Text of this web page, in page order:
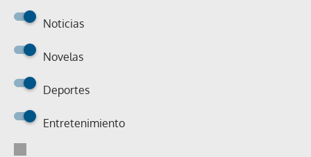
Noticias
Novelas
Deportes
Entretenimiento